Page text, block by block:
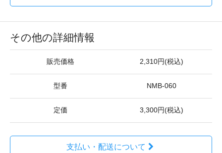
その他の詳細情報
販売価格 2,310円(税込)
型番 NMB-060
定価 3,300円(税込)
支払い・配送について